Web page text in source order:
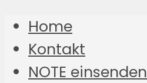
Home
Kontakt
NOTE einsenden